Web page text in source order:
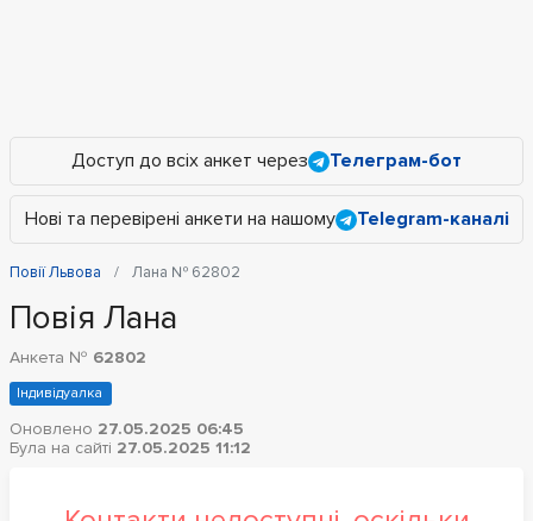
Доступ до всіх анкет через Телеграм-бот
Нові та перевірені анкети на нашому Telegram-каналі
Повії Львова Лана № 62802
Повія Лана
Анкета № 62802
Індивідуалка
Оновлено 27.05.2025 06:45
Була на сайті 27.05.2025 11:12